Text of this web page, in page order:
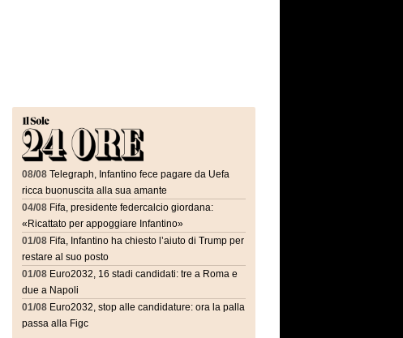
08/08 Telegraph, Infantino fece pagare da Uefa
ricca buonuscita alla sua amante
04/08 Fifa, presidente federcalcio giordana:
«Ricattato per appoggiare Infantino»
01/08 Fifa, Infantino ha chiesto l’aiuto di Trump per
restare al suo posto
01/08 Euro2032, 16 stadi candidati: tre a Roma e
due a Napoli
01/08 Euro2032, stop alle candidature: ora la palla
passa alla Figc